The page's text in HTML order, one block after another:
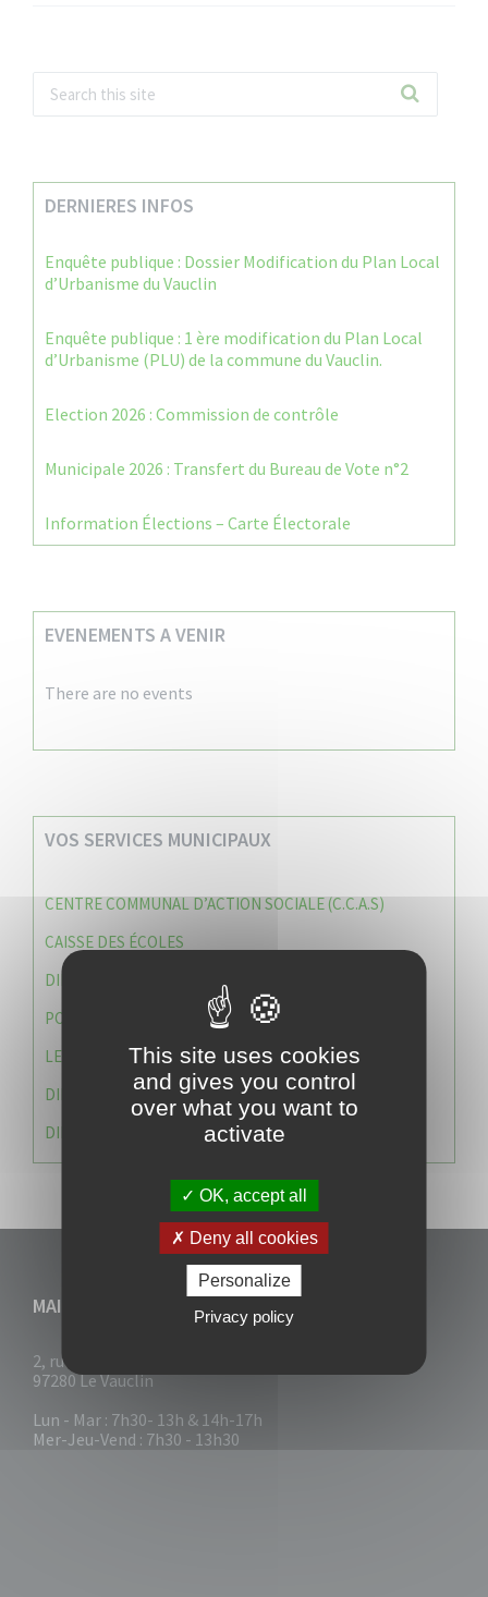
DERNIERES INFOS
Enquête publique : Dossier Modification du Plan Local
d’Urbanisme du Vauclin
Enquête publique : 1 ère modification du Plan Local
d’Urbanisme (PLU) de la commune du Vauclin.
Election 2026 : Commission de contrôle
Municipale 2026 : Transfert du Bureau de Vote n°2
Information Élections – Carte Électorale
EVENEMENTS A VENIR
There are no events
VOS SERVICES MUNICIPAUX
CENTRE COMMUNAL D’ACTION SOCIALE (C.C.A.S)
CAISSE DES ÉCOLES
DIRECTION DES SERVICES TECHNIQUES
POLICE MUNICIPALE
LE CABINET DU MAIRE
DIRECTION DES RESSOURCES ET MOYENS
DIRECTION DU DEVELLOPPEMENT URBAIN DURABL
MAIRIE DU VAUCLIN
2, rue Collignon
97280 Le Vauclin
Lun - Mar : 7h30- 13h & 14h-17h
Mer-Jeu-Vend : 7h30 - 13h30
This site uses cookies
and gives you control
over what you want to
activate
OK, accept all
Deny all cookies
Personalize
Privacy policy